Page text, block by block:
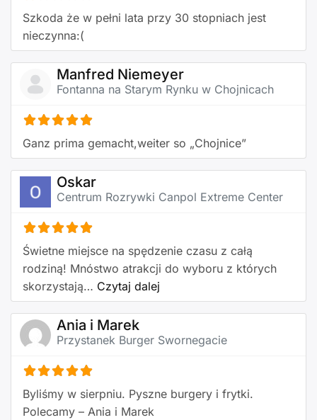
Szkoda że w pełni lata przy 30 stopniach jest
nieczynna:(
Manfred Niemeyer
Fontanna na Starym Rynku w Chojnicach
Ganz prima gemacht,weiter so „Chojnice”
Oskar
Centrum Rozrywki Canpol Extreme Center
Świetne miejsce na spędzenie czasu z całą
rodziną! Mnóstwo atrakcji do wyboru z których
skorzystają… Czytaj dalej
Ania i Marek
Przystanek Burger Swornegacie
Byliśmy w sierpniu. Pyszne burgery i frytki.
Polecamy – Ania i Marek